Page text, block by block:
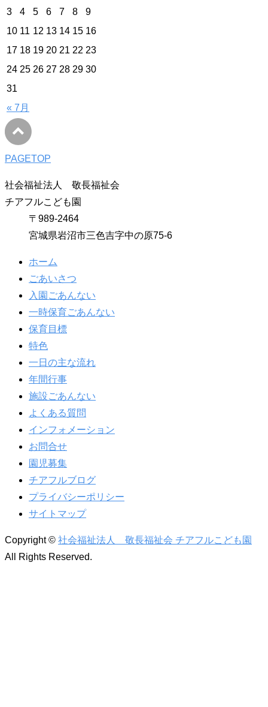
« 7月
3
4 5 6 7 8
9
10 11 12 13 14 15 16
17 18 19 20 21 22 23
24 25 26 27 28 29 30
31
PAGETOP
社会福祉法人 敬長福祉会
チアフルこども園
〒989-2464
宮城県岩沼市三色吉字中の原75-6
ホーム
ごあいさつ
入園ごあんない
一時保育ごあんない
保育目標
特色
一日の主な流れ
年間行事
施設ごあんない
よくある質問
インフォメーション
お問合せ
園児募集
チアフルブログ
プライバシーポリシー
サイトマップ
Copyright © 社会福祉法人 敬長福祉会 チアフルこども園
All Rights Reserved.